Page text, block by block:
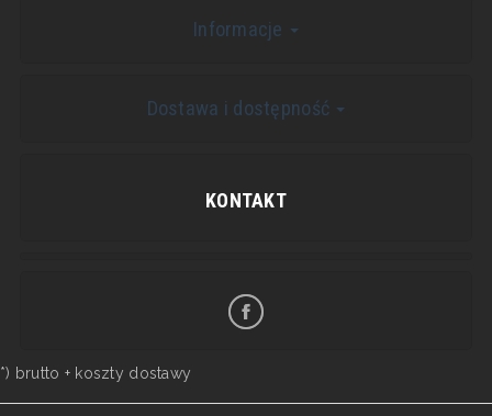
Informacje
Dostawa i dostępność
KONTAKT
*) brutto + koszty dostawy